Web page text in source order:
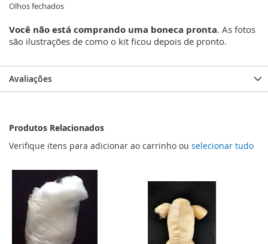
Olhos fechados
Você não está comprando uma boneca pronta. As fotos
são ilustrações de como o kit ficou depois de pronto.
Avaliações
Produtos Relacionados
Verifique itens para adicionar ao carrinho ou selecionar tudo